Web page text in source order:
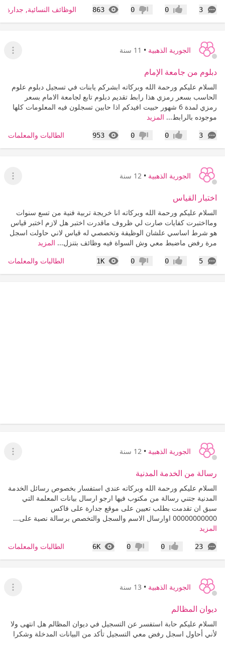
3
التعليقات إعجاب0 عدم إعجاب
0
863
المشاهدات الوظائف النسائية,
الجورية الذهبية • 11 سنة
عرض
دبلوم من جامعة الإمام
السلام عليكم ورحمة الله وبركاته ابشركم يابنات في تسجيل دبلوم علوم
الحاسب بسعر رمزي هذا رابط تقديم دبلوم تابع لجامعة الامام بسعر
رمزي لمدة 6 شهور حبيت افيدكم اذا حابين تسجلون فيه المعلومات كلها
موجوده بالرابط... المزيد
3
التعليقات إعجاب0 عدم إعجاب
0
953
المشاهدات الطالبات والمعلمات
الجورية الذهبية • 12 سنة
عرض
اختبار القياس
السلام عليكم ورحمة الله وبركاته انا خريجة تربية فنية من تسع سنوات
ومااختبرت كفايات صارت لي ظروف ماقدرت اختبر هل ﻻزم اختبر قياس
هو شرط اساسي علشان الوظيفة وتخصصي له قياس ﻻني حاولت اسجل
مرة رفض ماضبط معي وش السواة فيه وظائف بتنزل... المزيد
5
التعليقات إعجاب0 عدم إعجاب
0
1K
المشاهدات الطالبات والمعلمات
الجورية الذهبية • 12 سنة
عرض
رسالة من الخدمة المدنية
السلام عليكم ورحمة الله وبركاته عندي استفسار بخصوص رسائل الخدمة
المدنية جتني رسالة من مكتوب فيها ارجو ارسال بيانات المعلمة التي
سبق ان تقدمت بطلب تعيين على موقع جدارة على فاكس
00000000000 اوارسال الاسم والسجل والتخصص برسالة نصية على...
المزيد
23
التعليقات إعجاب0 عدم إعجاب
0
6K
المشاهدات الطالبات والمعلمات
الجورية الذهبية • 13 سنة
عرض
ديوان المظالم
السلام عليكم حابة استفسر عن التسجيل في ديوان المظالم هل انتهى ولا
لأني أحاول اسجل رفض معي التسجيل تأكد من البيانات المدخلة وشكرا